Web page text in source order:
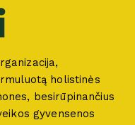
holistinės
besirūpinančius
gyvensenos